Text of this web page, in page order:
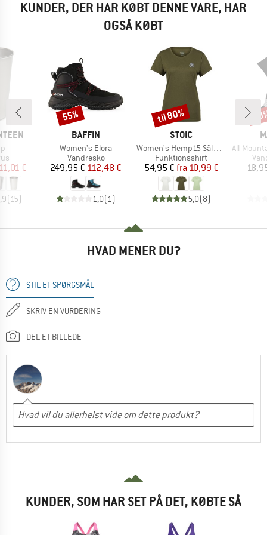
KUNDER, DER HAR KØBT DENNE VARE, HAR
OGSÅ KØBT
pris
€
(15)
MÆRKE
BAFFIN
Artikel
Women's Elora
Produktgruppe
Vandresko
Pris
249,95 €Nedsat pris
112,48 €
1,0(1 )
Rabat
55%
MÆRKE
STOIC
Artikel
Women's Hemp15 SälkaSt. II S/S
Produktgruppe
Funktionsshirt
Pris
54,95 € Nedsat pris
fra 10,99 €
5,0(8)
Rabat
til 80%
Artikel
All-Mountain
HVAD MENER DU?
STIL ET SPØRGSMÅL
SKRIV EN VURDERING
DEL ET BILLEDE
KUNDER, SOM HAR SET PÅ DET, KØBTE SÅ